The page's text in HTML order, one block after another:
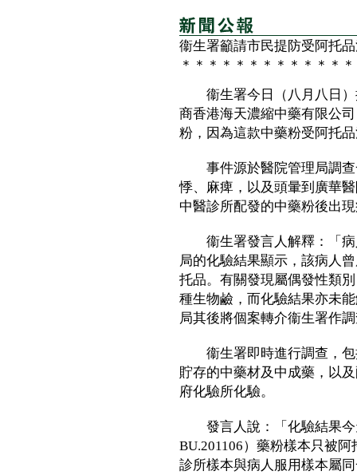
衞生署籲請市民提防受阿托
＊＊＊＊＊＊＊＊＊＊＊＊
衞生署今日（八月八日）
商香港海天濃縮中藥有限公
粉，因為這款中藥粉受阿托
事件源於醫院管理局調查
悸、麻痺，以及頭暈到廣華
中醫診所配發的中藥粉後出
衞生署發言人解釋：「病
局的化驗結果顯示，該病人
托品。有關發現屬偶發性類
種生物鹼，而化驗結果亦未
局其後將個案轉介衞生署作
衞生署即時進行調查，包
貯存的中藥材及中成藥，以
府化驗所化驗。
發言人說：「化驗結果今
BU.201106）藥粉樣本只被
診所樣本與病人服用樣本屬